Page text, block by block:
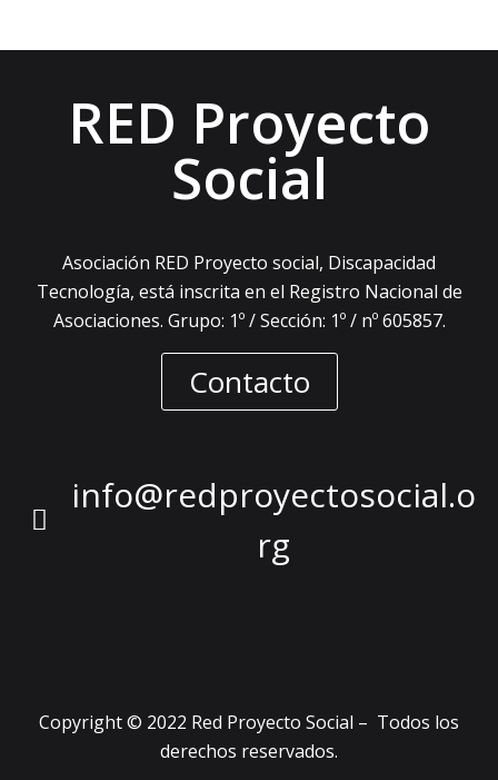
RED Proyecto
Social
Asociación RED Proyecto social, Discapacidad
Tecnología, está inscrita en el Registro Nacional de
Asociaciones. Grupo: 1º / Sección: 1º / nº 605857.
Contacto
info@redproyectosocial.o
rg
Copyright © 2022 Red Proyecto Social – Todos los
derechos reservados.